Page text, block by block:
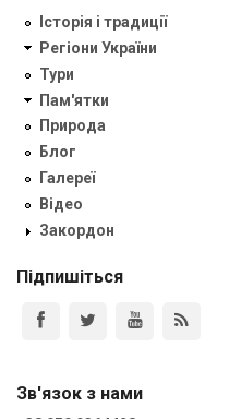
Історія і традиції
Регіони України
Тури
Пам'ятки
Природа
Блог
Галереї
Відео
Закордон
Підпишіться
Зв'язок з нами